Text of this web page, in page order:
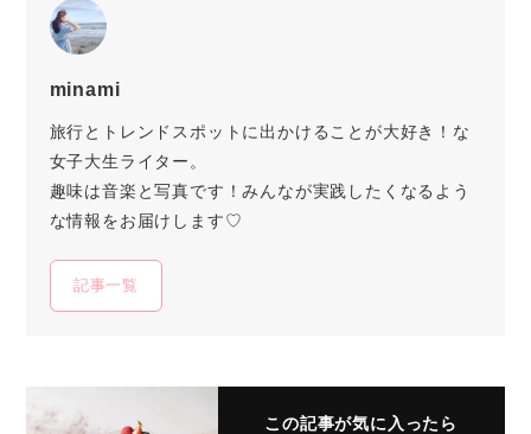
minami
旅行とトレンドスポットに出かけることが大好き！な
女子大生ライター。
趣味は音楽と写真です！みんなが実践したくなるよう
な情報をお届けします♡
記事一覧
この記事が気に入ったら